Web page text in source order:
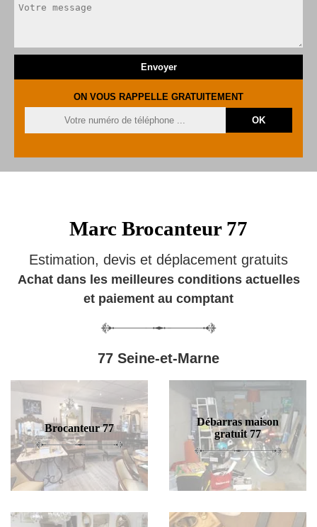
ON VOUS RAPPELLE GRATUITEMENT
Marc Brocanteur 77
Estimation, devis et déplacement gratuits
Achat dans les meilleures conditions actuelles
et paiement au comptant
77 Seine-et-Marne
Brocanteur 77
Débarras maison
gratuit 77